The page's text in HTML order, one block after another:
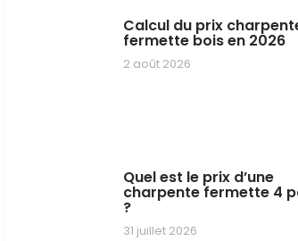
Calcul du prix
fermette bois en 2026
2 août 2026
Quel est le prix d’une
charpente fermette 4
?
31 juillet 2026